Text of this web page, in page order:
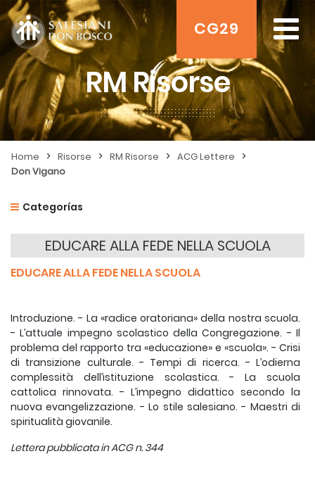
CG29
RM Risorse
Home > Risorse > RM Risorse > ACG Lettere >
Don Vigano
Categorías
EDUCARE ALLA FEDE NELLA SCUOLA
EDUCARE ALLA FEDE NELLA SCUOLA
Introduzione. - La «radice oratoriana» della nostra scuola.
- L’attuale impegno scolastico della Congregazione. - Il
problema del rapporto tra «educazione» e «scuola». - Crisi
di transizione culturale. - Tempi di ricerca. - L’odierna
complessità dell’istituzione scolastica. - La scuola
cattolica rinnovata. - L’impegno didattico secondo la
nuova evangelizzazione. - Lo stile salesiano. - Maestri di
spiritualità giovanile.
Lettera pubblicata in ACG n. 344